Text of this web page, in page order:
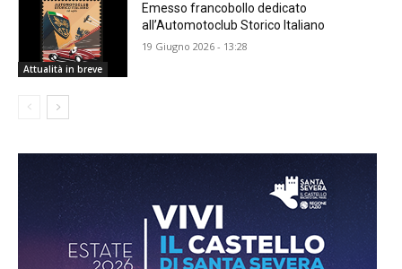
Attualità in breve
Emesso francobollo dedicato
all’Automotoclub Storico Italiano
19 Giugno 2026 - 13:28